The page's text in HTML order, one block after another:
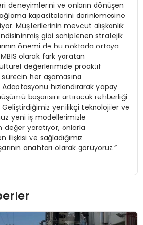
deneyimlerini ve onların dönüşen
kapasitelerini derinlemesine
Müşterilerinin mevcut alışkanlık
gibi sahiplenen stratejik
önemi de bu noktada ortaya
MBIS olarak fark yaratan
değerlerimizle proaktif
her aşamasına
Adaptasyonu hızlandırarak yapay
başarısını artıracak rehberliği
Geliştirdiğimiz yenilikçi teknolojiler ve
yeni iş modellerimizle
yaratıyor, onlarla
ilişkisi ve sağladığımız
anahtarı olarak görüyoruz.”